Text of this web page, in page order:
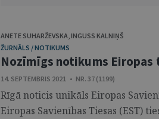
ANETE SUHARŽEVSKA,INGUSS KALNIŅŠ
ŽURNĀLS / NOTIKUMS
Nozīmīgs notikums
14. SEPTEMBRIS 2021 • NR. 37 (1199)
Rīgā noticis unikāls Eiropas
Eiropas Savienības Tiesas (EST)